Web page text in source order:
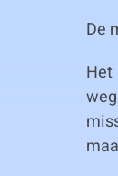
De
Het